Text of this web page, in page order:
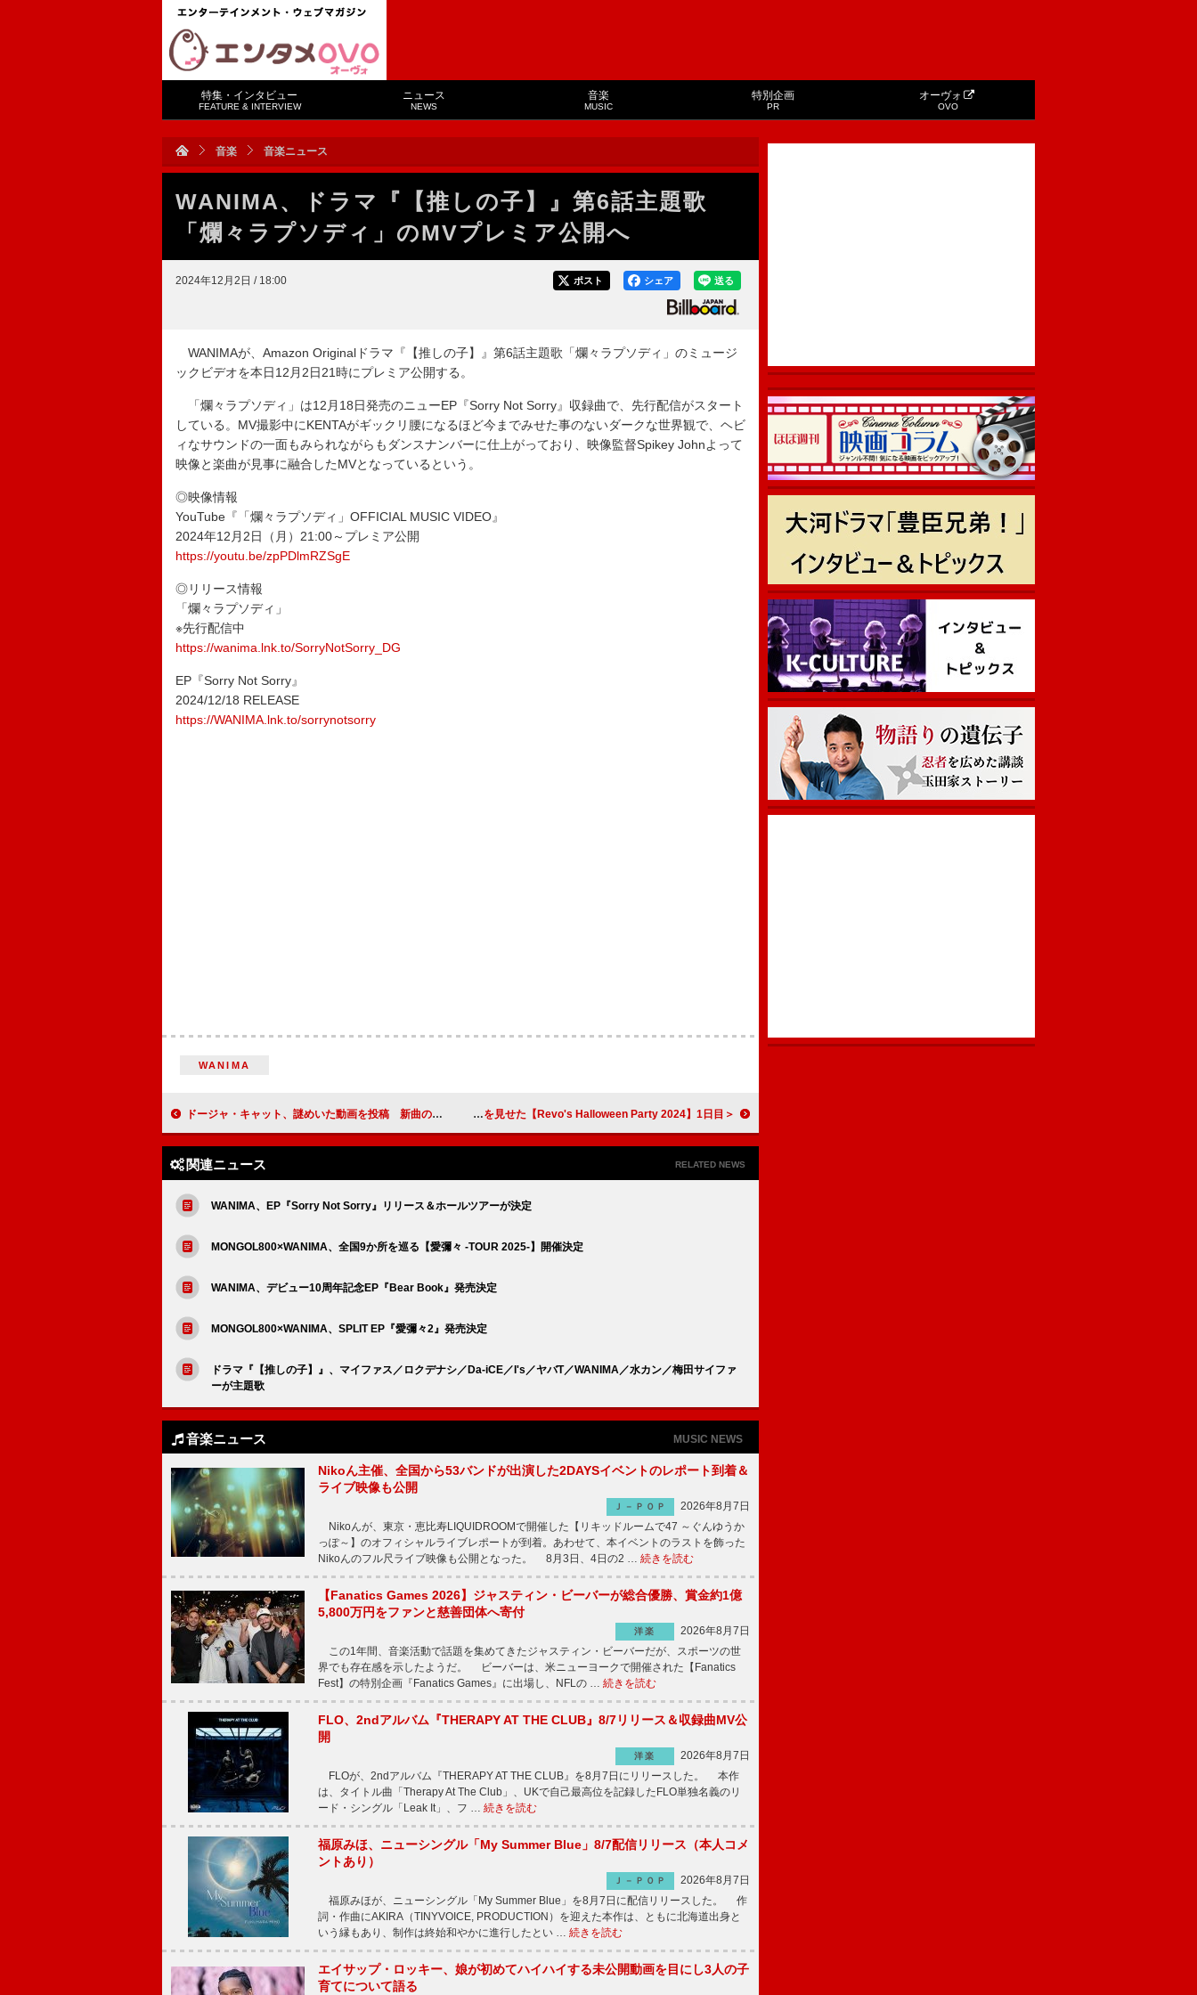
特集・インタビュー
FEATURE & INTERVIEW
ニュース
NEWS
音楽
MUSIC
特別企画
PR
オーヴォ
OVO
音楽 音楽ニュース
WANIMA、ドラマ『【推しの子】』第6話主題歌
「爛々ラプソディ」のMVプレミア公開へ
2024年12月2日 / 18:00 送る
シェア
ポスト
WANIMAが、Amazon Originalドラマ『【推しの子】』第6話主題歌「爛々ラプソディ」のミュージ
ックビデオを本日12月2日21時にプレミア公開する。
「爛々ラプソディ」は12月18日発売のニューEP『Sorry Not Sorry』収録曲で、先行配信がスタート
している。MV撮影中にKENTAがギックリ腰になるほど今までみせた事のないダークな世界観で、ヘビ
ィなサウンドの一面もみられながらもダンスナンバーに仕上がっており、映像監督Spikey Johnよって
映像と楽曲が見事に融合したMVとなっているという。
◎映像情報
YouTube『「爛々ラプソディ」OFFICIAL MUSIC VIDEO』
2024年12月2日（月）21:00～プレミア公開
https://youtu.be/zpPDlmRZSgE
◎リリース情報
「爛々ラプソディ」
※先行配信中
https://wanima.lnk.to/SorryNotSorry_DG
EP『Sorry Not Sorry』
2024/12/18 RELEASE
https://WANIMA.lnk.to/sorrynotsorry
WANIMA
ドージャ・キャット、謎めいた動画を投稿 新曲のヒントか ＜ライブレポート＞Revo、“サンホラの沼”へ誘う圧巻のパフォーマンスを見せた【Revo's Halloween Party 2024】1日目
関連ニュース RELATED NEWS
WANIMA、EP『Sorry Not Sorry』リリース＆ホールツアーが決定
MONGOL800×WANIMA、全国9か所を巡る【愛彌々 -TOUR 2025-】開催決定
WANIMA、デビュー10周年記念EP『Bear Book』発売決定
MONGOL800×WANIMA、SPLIT EP『愛彌々2』発売決定
ドラマ『【推しの子】』、マイファス／ロクデナシ／Da-iCE／I's／ヤバT／WANIMA／水カン／梅田サイファ
ーが主題歌
音楽ニュース MUSIC NEWS
Nikoん主催、全国から53バンドが出演した2DAYSイベントのレポート到着＆
ライブ映像も公開
Ｊ－ＰＯＰ
2026年8月7日
Nikoんが、東京・恵比寿LIQUIDROOMで開催した【リキッドルームで47 ～ぐんゆうか
っぽ～】のオフィシャルライブレポートが到着。あわせて、本イベントのラストを飾った
Nikoんのフル尺ライブ映像も公開となった。 8月3日、4日の2 … 続きを読む
【Fanatics Games 2026】ジャスティン・ビーバーが総合優勝、賞金約1億
5,800万円をファンと慈善団体へ寄付
洋楽
2026年8月7日
この1年間、音楽活動で話題を集めてきたジャスティン・ビーバーだが、スポーツの世
界でも存在感を示したようだ。 ビーバーは、米ニューヨークで開催された【Fanatics
Fest】の特別企画『Fanatics Games』に出場し、NFLの … 続きを読む
FLO、2ndアルバム『THERAPY AT THE CLUB』8/7リリース＆収録曲MV公
開
洋楽
2026年8月7日
FLOが、2ndアルバム『THERAPY AT THE CLUB』を8月7日にリリースした。 本作
は、タイトル曲「Therapy At The Club」、UKで自己最高位を記録したFLO単独名義のリ
ード・シングル「Leak It」、フ … 続きを読む
福原みほ、ニューシングル「My Summer Blue」8/7配信リリース（本人コメ
ントあり）
Ｊ－ＰＯＰ
2026年8月7日
福原みほが、ニューシングル「My Summer Blue」を8月7日に配信リリースした。 作
詞・作曲にAKIRA（TINYVOICE, PRODUCTION）を迎えた本作は、ともに北海道出身と
いう縁もあり、制作は終始和やかに進行したとい … 続きを読む
エイサップ・ロッキー、娘が初めてハイハイする未公開動画を目にし3人の子
育てについて語る